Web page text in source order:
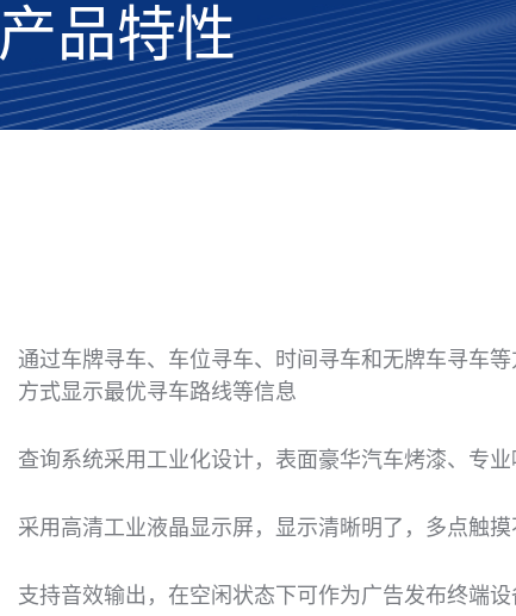
产品特性
通过车牌寻车、车位寻车、时间寻车和无牌车寻车
方式显示最优寻车路线等信息
查询系统采用工业化设计，表面豪华汽车烤漆、专
采用高清工业液晶显示屏，显示清晰明了，多点触
支持音效输出，在空闲状态下可作为广告发布终端